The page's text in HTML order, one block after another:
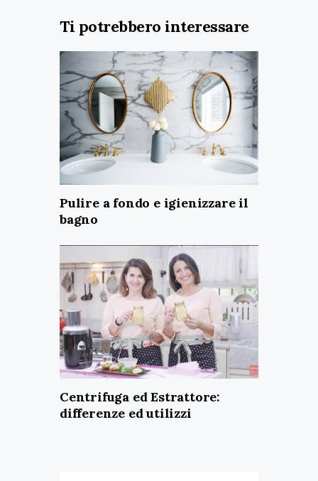
Ti potrebbero interessare
Pulire a fondo e igienizzare il
bagno
Centrifuga ed Estrattore:
differenze ed utilizzi